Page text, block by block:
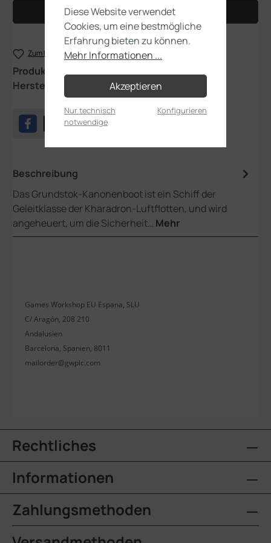
In den Warenkorb
Zum Merkzettel hinzufügen
Produktnummer:
Hersteller:
Games Workshop
Beschreibung
Das Grundstok-Kanonenboot ist ein Schiff der
Geleitklasse der Kharadron-Luftflotten, und wird
angeheuert, um die Sicherheit… Mehr
Games Workshop EU Espana, SLU
C/ Aragón, 208 210
Andalusien
Barcelona, Spanien, 8011
mailorder@gwplc.com
Rechtliches
Informationen
Zahlungsmethoden
Diese Website verwendet
Cookies, um eine bestmögliche
Erfahrung bieten zu können.
Mehr Informationen ...
Akzeptieren
Nur technisch
notwendige
Konfigurieren